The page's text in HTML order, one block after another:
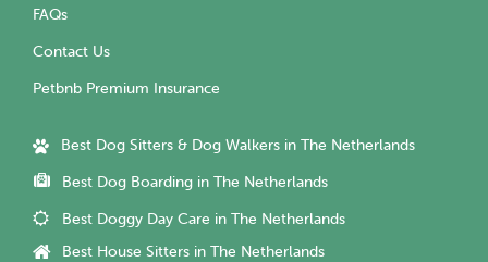
FAQs
Contact Us
Petbnb Premium Insurance
Best Dog Sitters & Dog Walkers in The Netherlands
Best Dog Boarding in The Netherlands
Best Doggy Day Care in The Netherlands
Best House Sitters in The Netherlands